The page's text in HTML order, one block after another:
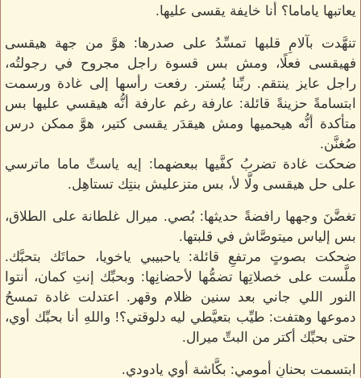
يعاتبها ياماما؟ أنا خايفة يقسى عليها.
تنهَّدت بآلامِ قلبها تمسِّدُ على صدرها: هوَّ من جهة هيقسى
فهيقسى فعلًا، ومش بس قسوة راجل مجروح في رجولتُه،
راجل عايز ينتقم. ربِّنا يُستر. رفعت رأسها إلى غادة ورسمت
ابتسامةً حزينةً قائلة: عارفة رغم عارفة أنُّه هيقسي عليها بس
متأكدة أنُّه هيحميها ومش هيقدَر يقسى كتير، هوَّ ممكن درس
صُغنَّن.
ضحكت غادة تضربُ كفَّيها ببعضهما: إيه ياستِّ ماما ماترسي
على حل هيقسى ولَّا لأ، بس متزعليش بنتِك تستاهِل.
تغضَّنَ وجهها رافضةً حديثها: بُصي. ميرال غلطانة على الطلاق،
بس إلياس ميتوصَّاش في قلبتها.
ضحكت بصوتٍ مرتفعِ قائلة: ياحبيبي ياخويا، حماتَك بتحبَّك.
ملَّست على خصلاتِها تضمُّها لأحضانِها: وبحبِّك إنتِ كمان، أنتوا
النور اللي جاني بعد سنين ظلام وقهر. اعتدلت غادة تمسحُ
دموعها وهتفت: طيِّب بتعيَّطي ليه دلوقتي؟! واللهِ أنا بحبِّك أوي،
حتى بحبِّك أكتر من البتِّ ميرال.
ابتسمت بحنانٍ أمومي: بكَّاشة أوي يادودي.